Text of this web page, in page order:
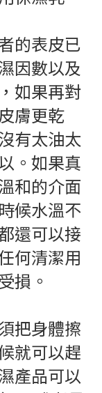
的表皮已
因數以及
如果再對
膚更乾
有太油太
。如果真
和的介面
候水溫不
還可以接
何清潔用
損。
把身體擦
就可以趕
產品可以